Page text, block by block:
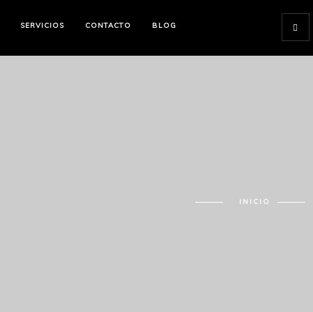
SERVICIOS CONTACTO BLOG
INICIO